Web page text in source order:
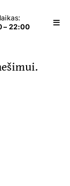
– 22:00
Su mėsa